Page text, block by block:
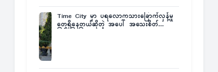
Time City မှာ ပရလောကသားခြောက်လှန့်မှု
တွေရှိနေတယ်ဆိုတဲ့ အပေါ် အသေးစိတ်